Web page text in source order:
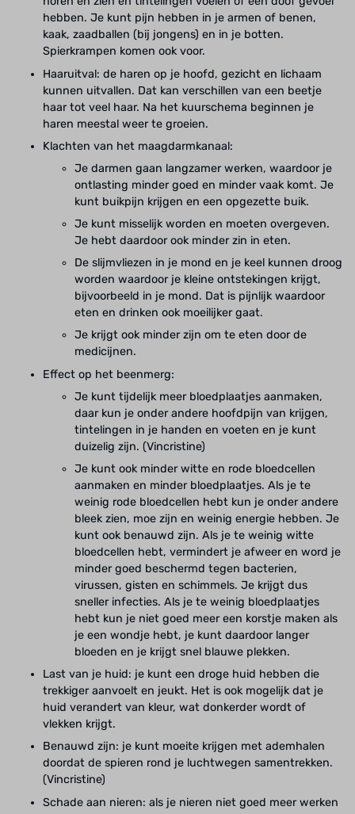
hebben. Je kunt pijn hebben in je armen of benen,
kaak, zaadballen (bij jongens) en in je botten.
Spierkrampen komen ook voor.
Haaruitval: de haren op je hoofd, gezicht en lichaam
kunnen uitvallen. Dat kan verschillen van een beetje
haar tot veel haar. Na het kuurschema beginnen je
haren meestal weer te groeien.
Klachten van het maagdarmkanaal:
Je darmen gaan langzamer werken, waardoor je
ontlasting minder goed en minder vaak komt. Je
kunt buikpijn krijgen en een opgezette buik.
Je kunt misselijk worden en moeten overgeven.
Je hebt daardoor ook minder zin in eten.
De slijmvliezen in je mond en je keel kunnen droog
worden waardoor je kleine ontstekingen krijgt,
bijvoorbeeld in je mond. Dat is pijnlijk waardoor
eten en drinken ook moeilijker gaat.
Je krijgt ook minder zijn om te eten door de
medicijnen.
Effect op het beenmerg:
Je kunt tijdelijk meer bloedplaatjes aanmaken,
daar kun je onder andere hoofdpijn van krijgen,
tintelingen in je handen en voeten en je kunt
duizelig zijn. (Vincristine)
Je kunt ook minder witte en rode bloedcellen
aanmaken en minder bloedplaatjes. Als je te
weinig rode bloedcellen hebt kun je onder andere
bleek zien, moe zijn en weinig energie hebben. Je
kunt ook benauwd zijn. Als je te weinig witte
bloedcellen hebt, vermindert je afweer en word je
minder goed beschermd tegen bacterien,
virussen, gisten en schimmels. Je krijgt dus
sneller infecties. Als je te weinig bloedplaatjes
hebt kun je niet goed meer een korstje maken als
je een wondje hebt, je kunt daardoor langer
bloeden en je krijgt snel blauwe plekken.
Last van je huid: je kunt een droge huid hebben die
trekkiger aanvoelt en jeukt. Het is ook mogelijk dat je
huid verandert van kleur, wat donkerder wordt of
vlekken krijgt.
Benauwd zijn: je kunt moeite krijgen met ademhalen
doordat de spieren rond je luchtwegen samentrekken.
(Vincristine)
Schade aan nieren: als je nieren niet goed meer werken